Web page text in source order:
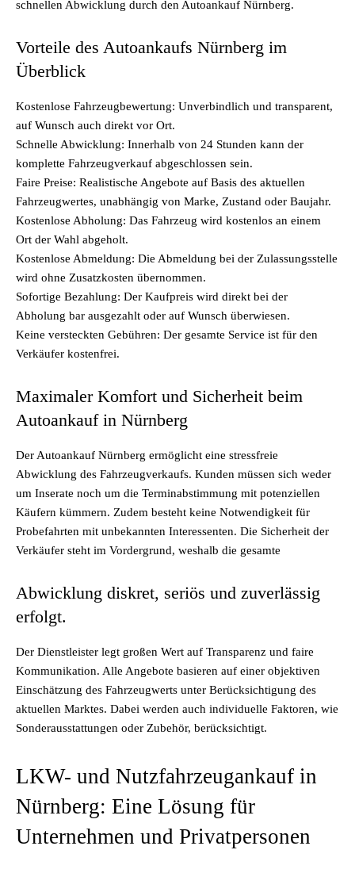
schnellen Abwicklung durch den Autoankauf Nürnberg.
Vorteile des Autoankaufs Nürnberg im
Überblick
Kostenlose Fahrzeugbewertung: Unverbindlich und transparent,
auf Wunsch auch direkt vor Ort.
Schnelle Abwicklung: Innerhalb von 24 Stunden kann der
komplette Fahrzeugverkauf abgeschlossen sein.
Faire Preise: Realistische Angebote auf Basis des aktuellen
Fahrzeugwertes, unabhängig von Marke, Zustand oder Baujahr.
Kostenlose Abholung: Das Fahrzeug wird kostenlos an einem
Ort der Wahl abgeholt.
Kostenlose Abmeldung: Die Abmeldung bei der Zulassungsstelle
wird ohne Zusatzkosten übernommen.
Sofortige Bezahlung: Der Kaufpreis wird direkt bei der
Abholung bar ausgezahlt oder auf Wunsch überwiesen.
Keine versteckten Gebühren: Der gesamte Service ist für den
Verkäufer kostenfrei.
Maximaler Komfort und Sicherheit beim
Autoankauf in Nürnberg
Der Autoankauf Nürnberg ermöglicht eine stressfreie
Abwicklung des Fahrzeugverkaufs. Kunden müssen sich weder
um Inserate noch um die Terminabstimmung mit potenziellen
Käufern kümmern. Zudem besteht keine Notwendigkeit für
Probefahrten mit unbekannten Interessenten. Die Sicherheit der
Verkäufer steht im Vordergrund, weshalb die gesamte
Abwicklung diskret, seriös und zuverlässig
erfolgt.
Der Dienstleister legt großen Wert auf Transparenz und faire
Kommunikation. Alle Angebote basieren auf einer objektiven
Einschätzung des Fahrzeugwerts unter Berücksichtigung des
aktuellen Marktes. Dabei werden auch individuelle Faktoren, wie
Sonderausstattungen oder Zubehör, berücksichtigt.
LKW- und Nutzfahrzeugankauf in
Nürnberg: Eine Lösung für
Unternehmen und Privatpersonen